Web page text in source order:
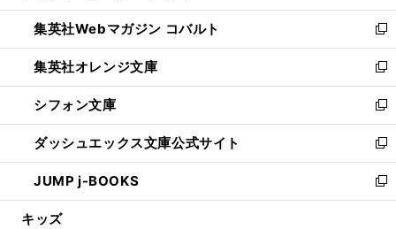
開
く
ウ
で
開
く
ン
ド
ウ
で
開
く
ウ
ィ
ン
ド
ウ
で
開
く
集英社Webマガジン コバルト
新
し
い
ウ
ィ
ン
ド
ウ
で
開
集英社オレンジ文庫
新
し
い
ウ
ィ
ン
ド
ウ
シフォン文庫
新
し
い
ウ
ィ
ン
ダッシュエックス文庫公式サイト
新
し
い
ウ
JUMP j-BOOKS
新
し
キッズ